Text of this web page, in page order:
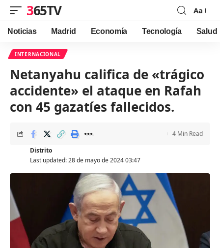
365TV
Font
Resizer
Aa
Noticias Madrid Economía Tecnología Salud
INTERNACIONAL
Netanyahu califica de «trágico
accidente» el ataque en Rafah
con 45 gazatíes fallecidos.
Last updated: 28 de mayo de 2024 03:47
Distrito
4 Min Read